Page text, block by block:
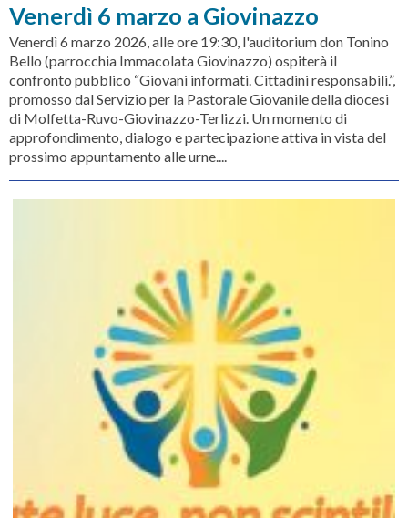
Venerdì 6 marzo a Giovinazzo
Venerdì 6 marzo 2026, alle ore 19:30, l'auditorium don Tonino
Bello (parrocchia Immacolata Giovinazzo) ospiterà il
confronto pubblico “Giovani informati. Cittadini responsabili.”,
promosso dal Servizio per la Pastorale Giovanile della diocesi
di Molfetta-Ruvo-Giovinazzo-Terlizzi. Un momento di
approfondimento, dialogo e partecipazione attiva in vista del
prossimo appuntamento alle urne....